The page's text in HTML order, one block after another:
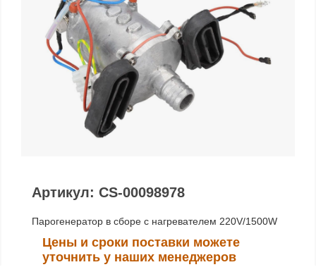
Артикул: CS-00098978
Парогенератор в сборе с нагревателем 220V/1500W
Цены и сроки поставки можете
уточнить у наших менеджеров